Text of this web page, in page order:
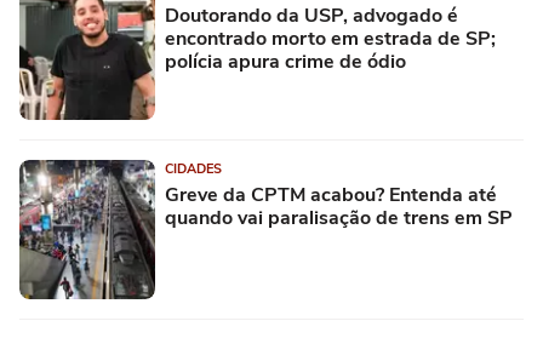
Doutorando da USP, advogado é
encontrado morto em estrada de SP;
polícia apura crime de ódio
CIDADES
Greve da CPTM acabou? Entenda até
quando vai paralisação de trens em SP